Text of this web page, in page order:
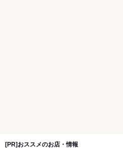
[PR]おススメのお店・情報